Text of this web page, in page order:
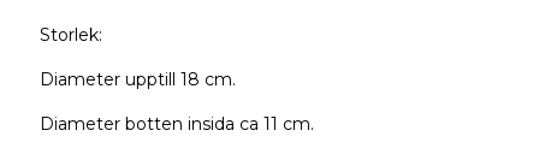
Storlek:
Diameter upptill 18 cm.
Diameter botten insida ca 11 cm.